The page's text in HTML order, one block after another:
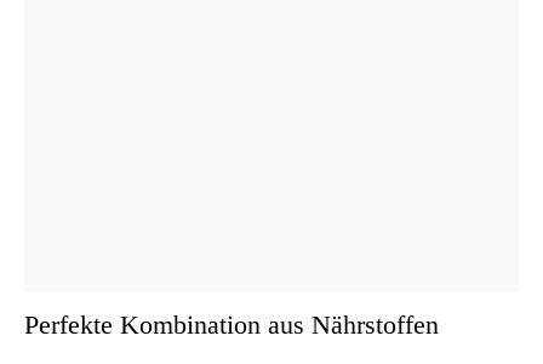
Perfekte Kombination aus Nährstoffen